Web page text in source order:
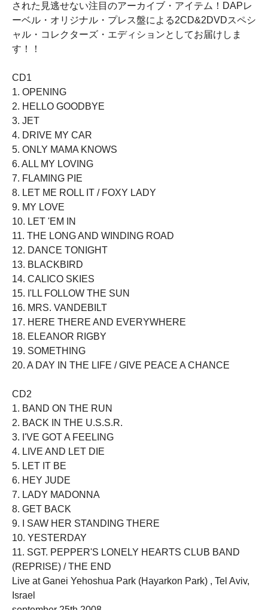
された見逃せない注目のアーカイブ・アイテム！DAPレ
ーベル・オリジナル・プレス盤による2CD&2DVDスペシ
ャル・コレクターズ・エディションとしてお届けしま
す！！
CD1
1. OPENING
2. HELLO GOODBYE
3. JET
4. DRIVE MY CAR
5. ONLY MAMA KNOWS
6. ALL MY LOVING
7. FLAMING PIE
8. LET ME ROLL IT / FOXY LADY
9. MY LOVE
10. LET 'EM IN
11. THE LONG AND WINDING ROAD
12. DANCE TONIGHT
13. BLACKBIRD
14. CALICO SKIES
15. I'LL FOLLOW THE SUN
16. MRS. VANDEBILT
17. HERE THERE AND EVERYWHERE
18. ELEANOR RIGBY
19. SOMETHING
20. A DAY IN THE LIFE / GIVE PEACE A CHANCE
CD2
1. BAND ON THE RUN
2. BACK IN THE U.S.S.R.
3. I'VE GOT A FEELING
4. LIVE AND LET DIE
5. LET IT BE
6. HEY JUDE
7. LADY MADONNA
8. GET BACK
9. I SAW HER STANDING THERE
10. YESTERDAY
11. SGT. PEPPER'S LONELY HEARTS CLUB BAND
(REPRISE) / THE END
Live at Ganei Yehoshua Park (Hayarkon Park) , Tel Aviv,
Israel